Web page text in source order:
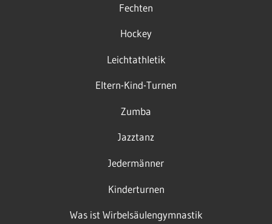
Fechten
Hockey
Leichtathletik
Eltern-Kind-Turnen
Zumba
Jazztanz
Jedermänner
Kinderturnen
Was ist Wirbelsäulengymnastik